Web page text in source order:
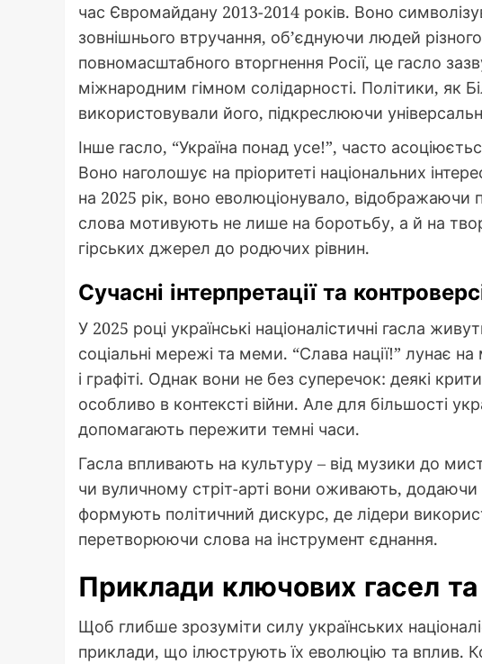
час Євромайдану 2013-2014 років. Воно
зовнішнього втручання, об’єднуючи людей
повномасштабного вторгнення Росії, це гасло
міжнародним гімном солідарності. Політики, як
використовували його, підкреслюючи
Інше гасло, “Україна понад усе!”, часто
Воно наголошує на пріоритеті національних
на 2025 рік, воно еволюціонувало, відображаючи
слова мотивують не лише на боротьбу, а й на
гірських джерел до родючих рівнин.
Сучасні інтерпретації та
У 2025 році українські націоналістичні гасла
соціальні мережі та меми. “Слава нації!” лунає
і графіті. Однак вони не без суперечок: деякі
особливо в контексті війни. Але для більшості
допомагають пережити темні часи.
Гасла впливають на культуру – від музики до
чи вуличному стріт-арті вони оживають,
формують політичний дискурс, де лідери
перетворюючи слова на інструмент єднання.
Приклади ключових гасел та
Щоб глибше зрозуміти силу українських
приклади, що ілюструють їх еволюцію та вплив.